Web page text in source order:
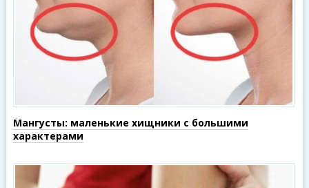
Мангусты: маленькие хищники с большими
характерами